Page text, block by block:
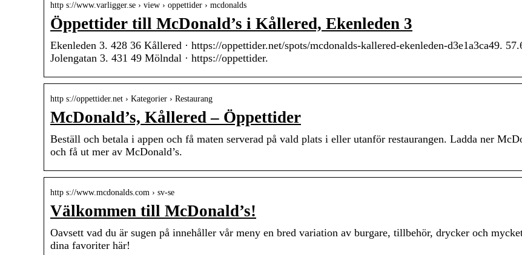
http s://www.varligger.se › view › oppettider › mcdonalds
Öppettider till McDonald’s i Kållered, Ekenleden 3
Ekenleden 3. 428 36 Kållered · https://oppettider.net/spots/mcdonalds-kallered-ekenleden-d3e1a3ca49.
Jolengatan 3. 431 49 Mölndal · https://oppettider.
http s://oppettider.net › Kategorier › Restaurang
McDonald’s, Kållered – Öppettider
Beställ och betala i appen och få maten serverad på vald plats i eller utanför restaurangen. Ladda ner
och få ut mer av McDonald’s.
http s://www.mcdonalds.com › sv-se
Välkommen till McDonald’s!
Oavsett vad du är sugen på innehåller vår meny en bred variation av burgare, tillbehör, drycker och
dina favoriter här!